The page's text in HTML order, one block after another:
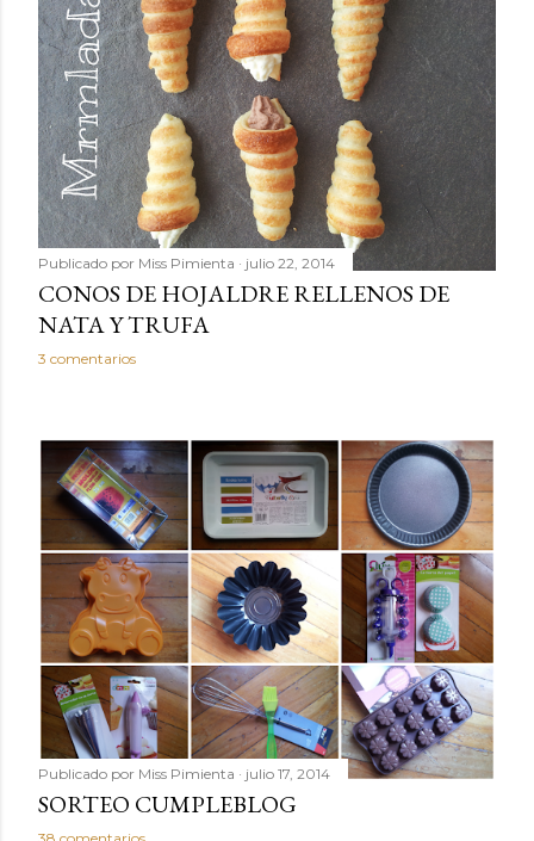
Publicado por Miss Pimienta julio 22, 2014
CONOS DE HOJALDRE RELLENOS DE
NATA Y TRUFA
3 comentarios
Publicado por Miss Pimienta julio 17, 2014
SORTEO CUMPLEBLOG